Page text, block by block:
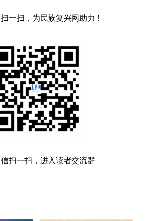
一扫，为民族复兴网助力！
扫一扫，进入读者交流群